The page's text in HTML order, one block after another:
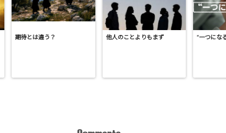
期待とは違う？ 他人のことよりもまず “一つにな